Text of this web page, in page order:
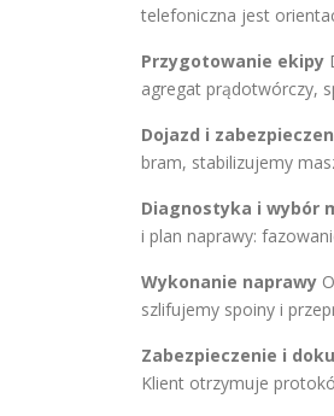
telefoniczna jest
Przygotowanie ekipy
agregat prądotwórczy,
Dojazd i
bram, stabilizujemy
Diagnostyka i wybór
i plan naprawy:
Wykonanie naprawy
szlifujemy spoiny i
Zabezpieczenie i
Klient otrzymuje